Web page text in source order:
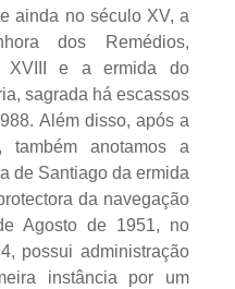
ainda no século XV, a
dos Remédios,
XVIII e a ermida do
sagrada há escassos
Além disso, após a
também anotamos a
de Santiago da ermida
da navegação
Agosto de 1951, no
possui administração
instância por um